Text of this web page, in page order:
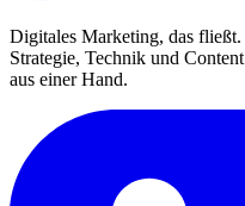
Digitales Marketing, das fließt.
Strategie, Technik und Content
aus einer Hand.